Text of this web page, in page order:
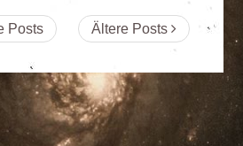
Posts Ältere Posts